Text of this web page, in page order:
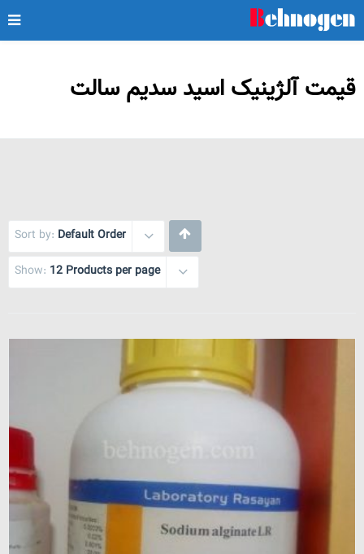
قیمت آلژینیک اسید سدیم سالت
Sort by: Default Order
Show: 12 Products per page